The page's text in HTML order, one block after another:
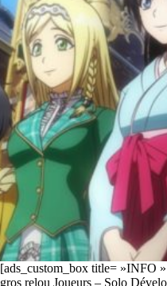
[ads_custom_box title= »INFO
gros relou Joueurs – Solo